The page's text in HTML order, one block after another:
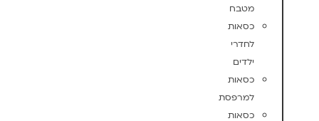
מטבח
כסאות
לחדרי
ילדים
כסאות
למרפסת
כסאות